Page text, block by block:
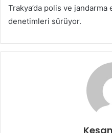
Trakya’da polis ve
denetimleri sürüyor.